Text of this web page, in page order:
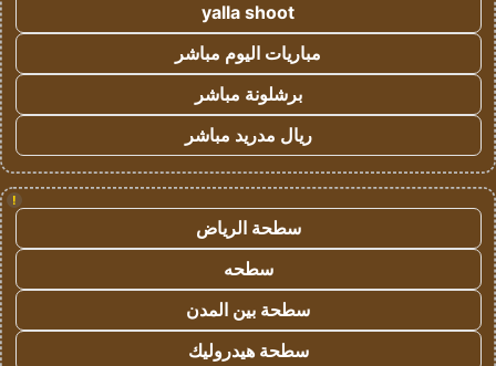
yalla shoot
مباريات اليوم مباشر
برشلونة مباشر
ريال مدريد مباشر
!
سطحة الرياض
سطحه
سطحة بين المدن
سطحة هيدروليك